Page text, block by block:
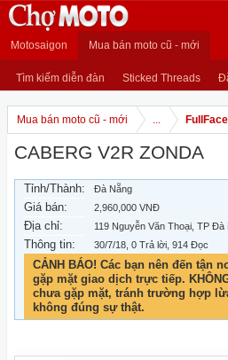
Motosaigon Mua bán moto cũ - mới
Tìm kiếm diễn đàn Sticked Threads
Mua bán moto cũ - mới ... FullFace
CABERG V2R ZONDA
Tỉnh/Thành: Đà Nẵng
Giá bán: 2,960,000 VNĐ
Địa chỉ: 119 Nguyễn Văn Thoại, TP Đà
Thông tin: 30/7/18 , 0 Trả lời, 914 Đọc
CẢNH BÁO! Các bạn nên đến tận
gặp mặt giao dịch trực tiếp.
chưa gặp mặt, tránh trường hợp
không đúng sự thật.